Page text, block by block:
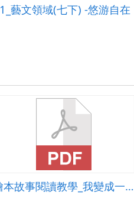
藝文領域(七下) -悠游自在
繪本故事閱讀教學_我變成一隻噴火龍了